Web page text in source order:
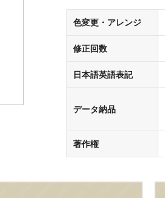
色変更・アレンジ
修正回数
日本語英語表記
データ納品
著作権